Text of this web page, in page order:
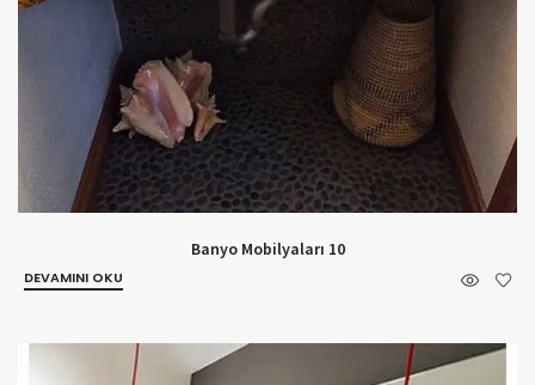
Banyo Mobilyaları 10
DEVAMINI OKU